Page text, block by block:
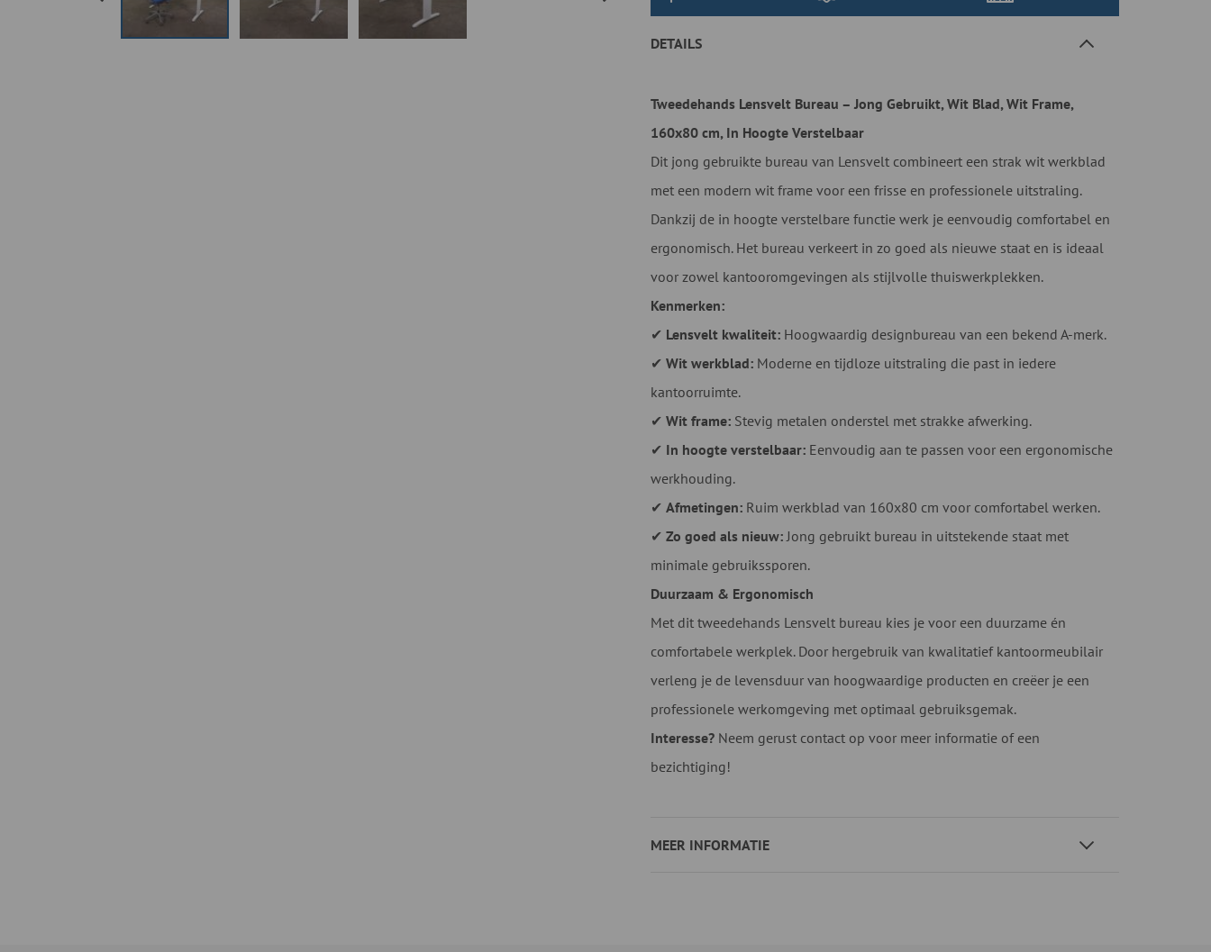
DETAILS
Tweedehands Lensvelt Bureau – Jong Gebruikt, Wit Blad, Wit Frame,
160x80 cm, In Hoogte Verstelbaar
Dit jong gebruikte bureau van Lensvelt combineert een strak wit werkblad
met een modern wit frame voor een frisse en professionele uitstraling.
Dankzij de in hoogte verstelbare functie werk je eenvoudig comfortabel en
ergonomisch. Het bureau verkeert in zo goed als nieuwe staat en is ideaal
voor zowel kantooromgevingen als stijlvolle thuiswerkplekken.
Kenmerken:
✔ Lensvelt kwaliteit: Hoogwaardig designbureau van een bekend A-merk.
✔Wit werkblad: Moderne en tijdloze uitstraling die past in iedere
kantoorruimte.
✔Wit frame: Stevig metalen onderstel met strakke afwerking.
✔ In hoogte verstelbaar: Eenvoudig aan te passen voor een ergonomische
werkhouding.
✔Afmetingen: Ruim werkblad van 160x80 cm voor comfortabel werken.
✔Zo goed als nieuw:Jong gebruikt bureau in uitstekende staat met
minimale gebruikssporen.
Duurzaam & Ergonomisch
Met dit tweedehands Lensvelt bureau kies je voor een duurzame én
comfortabele werkplek. Door hergebruik van kwalitatief kantoormeubilair
verleng je de levensduur van hoogwaardige producten en creëer je een
professionele werkomgeving met optimaal gebruiksgemak.
Interesse? Neem gerust contact op voor meer informatie of een
bezichtiging!
MEER INFORMATIE